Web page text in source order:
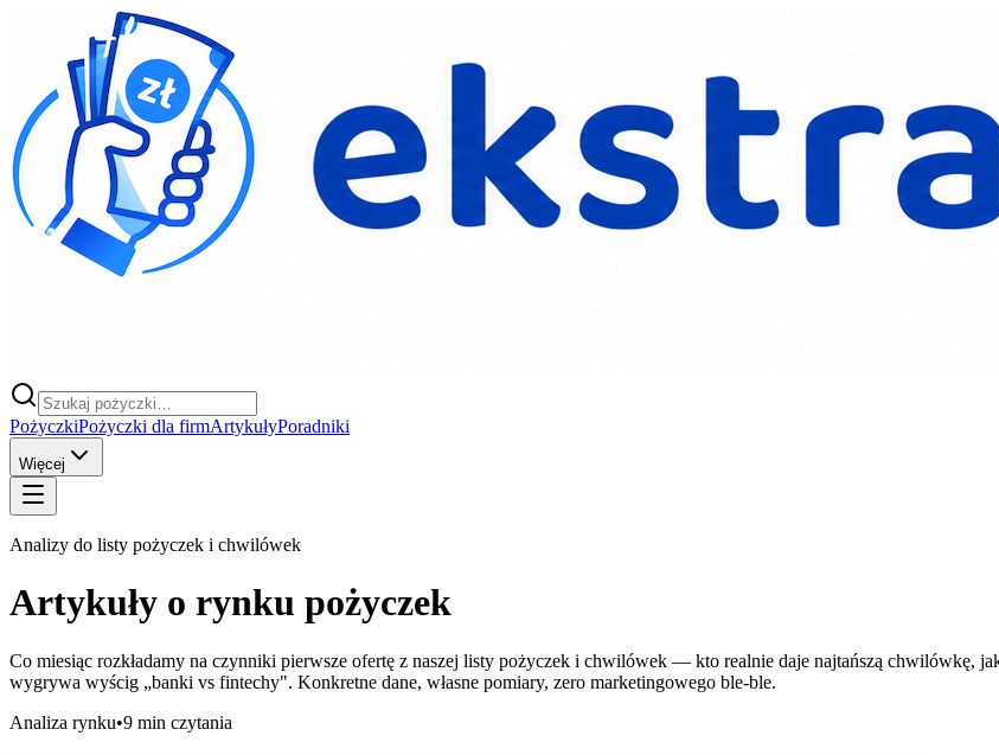
PożyczkiPożyczki dla firmArtykułyPoradniki
Więcej
Analizy do listy pożyczek i chwilówek
Artykuły o rynku pożyczek
Co miesiąc rozkładamy na czynniki pierwsze ofertę z naszej listy pożyczek i chwilówek — kto realnie daje najtańszą chwilówkę,
wygrywa wyścig „banki vs fintechy". Konkretne dane, własne pomiary, zero marketingowego ble-ble.
Analiza rynku•9 min czytania